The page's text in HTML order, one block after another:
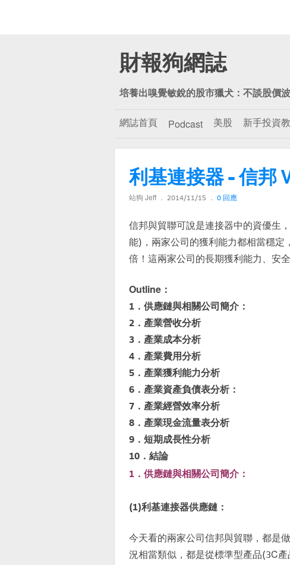
財報狗網誌
培養出嗅覺敏銳的股市獵犬：不談股價
網誌首頁 Podcast 美股 新手投資
利基連接器 - 信邦
站狗 Jeff 2014/11/15 0 回應
信邦與貿聯可說是連接器中的資優生
能)，兩家公司的獲利能力都相當穩定
倍！這兩家公司的長期獲利能力、安
Outline：
1．供應鏈與相關公司簡介：
2．產業營收分析
3．產業成本分析
4．產業費用分析
5．產業獲利能力分析
6．產業資產負債表分析：
7．產業經營效率分析
8．產業現金流量表分析
9．短期成長性分析
10．結論
1．供應鏈與相關公司簡介：
(1)利基連接器供應鏈：
今天看的兩家公司信邦與貿聯，都是
況相當類似，都是從標準型產品(3C